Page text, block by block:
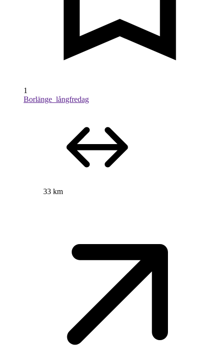
1
Borlänge_långfredag
33 km